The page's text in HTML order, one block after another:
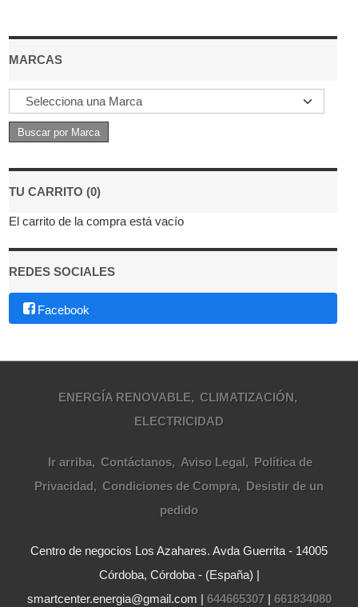
MARCAS
TU CARRITO (0)
El carrito de la compra está vacío
REDES SOCIALES
Facebook
ENERGÍA RENOVABLE
CLIMATIZACIÓN
ELECTRICIDAD
Ir arriba Contáctanos Aviso Legal
Política de
Privacidad
Condiciones de Compra
Desistir de un
pedido
Centro de negocios Los Azahares. Avda Guerrita - 14005
Córdoba, Córdoba - (España) |
smartcenter.energia@gmail.com | 644665307| 661834080